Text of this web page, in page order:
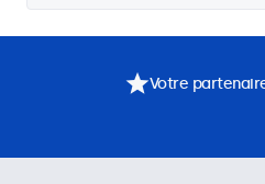
Votre